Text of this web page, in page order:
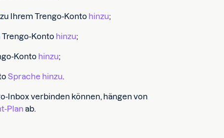
zu Ihrem Trengo-Konto hinzu;
Trengo-Konto hinzu;
Konto hinzu;
Sprache hinzu.
Inbox verbinden können, hängen von
Plan ab.